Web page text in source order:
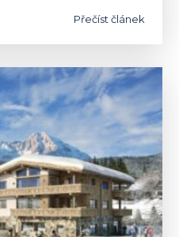
Přečíst článek